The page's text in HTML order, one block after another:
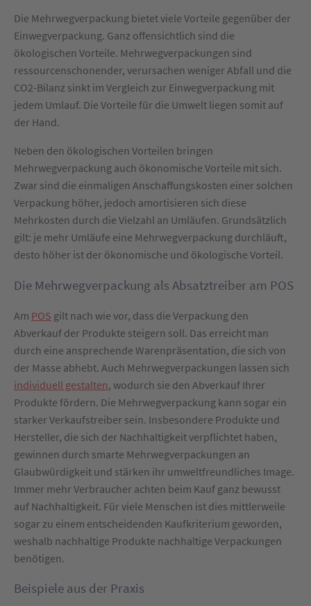
Die Mehrwegverpackung bietet viele Vorteile gegenüber der
Einwegverpackung. Ganz offensichtlich sind die
ökologischen Vorteile. Mehrwegverpackungen sind
ressourcenschonender, verursachen weniger Abfall und die
CO2-Bilanz sinkt im Vergleich zur Einwegverpackung mit
jedem Umlauf. Die Vorteile für die Umwelt liegen somit auf
der Hand.
Neben den ökologischen Vorteilen bringen
Mehrwegverpackung auch ökonomische Vorteile mit sich.
Zwar sind die einmaligen Anschaffungskosten einer solchen
Verpackung höher, jedoch amortisieren sich diese
Mehrkosten durch die Vielzahl an Umläufen. Grundsätzlich
gilt: je mehr Umläufe eine Mehrwegverpackung durchläuft,
desto höher ist der ökonomische und ökologische Vorteil.
Die Mehrwegverpackung als Absatztreiber am POS
Am POS gilt nach wie vor, dass die Verpackung den
Abverkauf der Produkte steigern soll. Das erreicht man
durch eine ansprechende Warenpräsentation, die sich von
der Masse abhebt. Auch Mehrwegverpackungen lassen sich
individuell gestalten, wodurch sie den Abverkauf Ihrer
Produkte fördern. Die Mehrwegverpackung kann sogar ein
starker Verkaufstreiber sein. Insbesondere Produkte und
Hersteller, die sich der Nachhaltigkeit verpflichtet haben,
gewinnen durch smarte Mehrwegverpackungen an
Glaubwürdigkeit und stärken ihr umweltfreundliches Image.
Immer mehr Verbraucher achten beim Kauf ganz bewusst
auf Nachhaltigkeit. Für viele Menschen ist dies mittlerweile
sogar zu einem entscheidenden Kaufkriterium geworden,
weshalb nachhaltige Produkte nachhaltige Verpackungen
benötigen.
Beispiele aus der Praxis